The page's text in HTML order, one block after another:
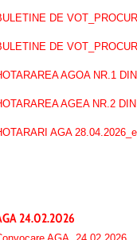
DE
DE
AGOA NR.1
AGEA NR.2
AGA
24.02.2026